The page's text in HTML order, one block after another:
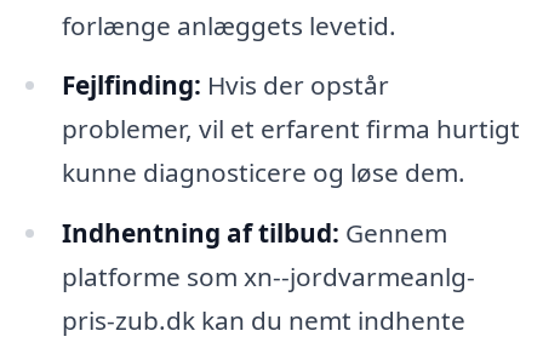
forlænge anlæggets levetid.
Fejlfinding: Hvis der opstår
problemer, vil et erfarent firma hurtigt
kunne diagnosticere og løse dem.
Indhentning af tilbud: Gennem
platforme som xn--jordvarmeanlg-
pris-zub.dk kan du nemt indhente